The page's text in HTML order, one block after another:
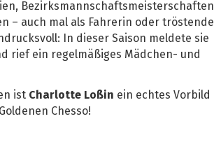
Bezirksmannschaftsmeisterschaften
– auch mal als Fahrerin oder tröstende
In dieser Saison meldete sie
rief ein regelmäßiges Mädchen- und
ist Charlotte Loßin ein echtes Vorbild
Chesso!